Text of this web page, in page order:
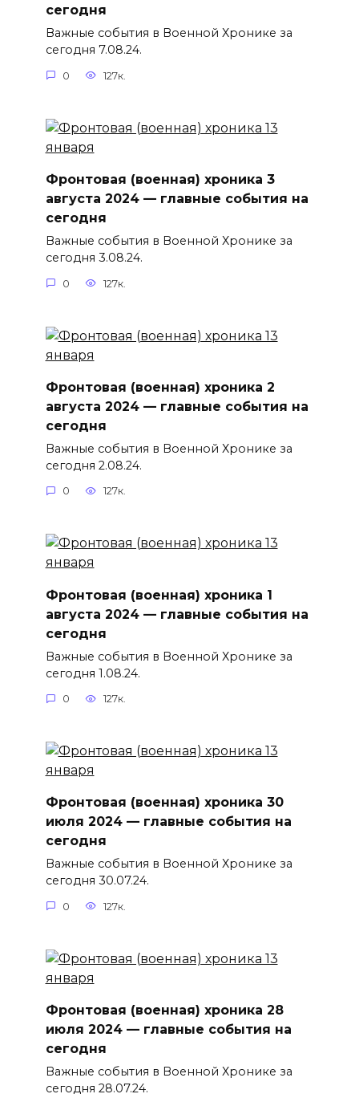
сегодня
Важные события в Военной Хронике за
сегодня 7.08.24.
0 127к.
Фронтовая (военная) хроника 3
августа 2024 — главные события на
сегодня
Важные события в Военной Хронике за
сегодня 3.08.24.
0 127к.
Фронтовая (военная) хроника 2
августа 2024 — главные события на
сегодня
Важные события в Военной Хронике за
сегодня 2.08.24.
0 127к.
Фронтовая (военная) хроника 1
августа 2024 — главные события на
сегодня
Важные события в Военной Хронике за
сегодня 1.08.24.
0 127к.
Фронтовая (военная) хроника 30
июля 2024 — главные события на
сегодня
Важные события в Военной Хронике за
сегодня 30.07.24.
0 127к.
Фронтовая (военная) хроника 28
июля 2024 — главные события на
сегодня
Важные события в Военной Хронике за
сегодня 28.07.24.